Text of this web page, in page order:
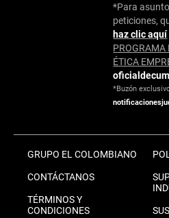
*Para
peticiones,
haz clic aquí
PROGRAMA
ÉTICA
*Buzón
GRUPO EL COLOMBIANO
CONTÁCTANOS
TÉRMINOS Y
CONDICIONES